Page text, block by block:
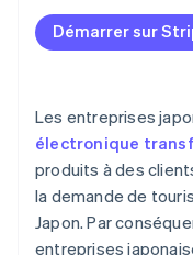
Pouvoir d’achat
Droits de douane
Taxe sur la valeur
Démarrer sur
Les entreprises
électronique
produits à des
la demande de
Japon. Par
entreprises